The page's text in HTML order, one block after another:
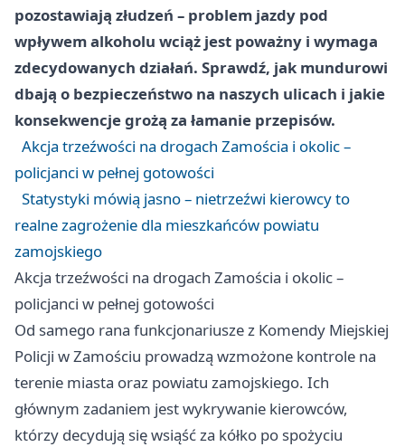
pozostawiają złudzeń – problem jazdy pod
wpływem alkoholu wciąż jest poważny i wymaga
zdecydowanych działań. Sprawdź, jak mundurowi
dbają o bezpieczeństwo na naszych ulicach i jakie
konsekwencje grożą za łamanie przepisów.
Akcja trzeźwości na drogach Zamościa i okolic –
policjanci w pełnej gotowości
Statystyki mówią jasno – nietrzeźwi kierowcy to
realne zagrożenie dla mieszkańców powiatu
zamojskiego
Akcja trzeźwości na drogach Zamościa i okolic –
policjanci w pełnej gotowości
Od samego rana funkcjonariusze z Komendy Miejskiej
Policji w Zamościu prowadzą wzmożone kontrole na
terenie miasta oraz powiatu zamojskiego. Ich
głównym zadaniem jest wykrywanie kierowców,
którzy decydują się wsiąść za kółko po spożyciu